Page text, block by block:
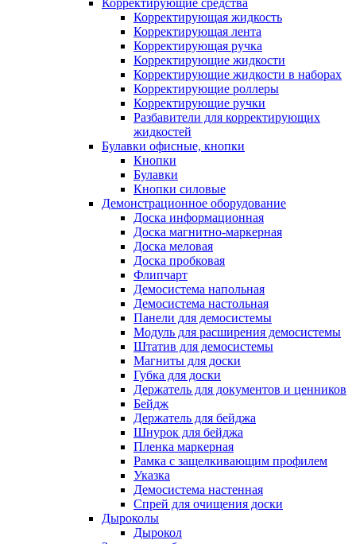
Корректирующие средства
Корректирующая жидкость
Корректирующая лента
Корректирующая ручка
Корректирующие жидкости
Корректирующие жидкости в наборах
Корректирующие роллеры
Корректирующие ручки
Разбавители для корректирующих
жидкостей
Булавки офисные, кнопки
Кнопки
Булавки
Кнопки силовые
Демонстрационное оборудование
Доска информационная
Доска магнитно-маркерная
Доска меловая
Доска пробковая
Флипчарт
Демосистема напольная
Демосистема настольная
Панели для демосистемы
Модуль для расширения демосистемы
Штатив для демосистемы
Магниты для доски
Губка для доски
Держатель для документов и ценников
Бейдж
Держатель для бейджа
Шнурок для бейджа
Пленка маркерная
Рамка с защелкивающим профилем
Указка
Демосистема настенная
Спрей для очищения доски
Дыроколы
Дырокол